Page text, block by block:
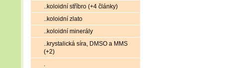
..koloidní stříbro (+4 články)
..koloidní zlato
..koloidní minerály
..krystalická síra, DMSO a MMS
(+2)
.